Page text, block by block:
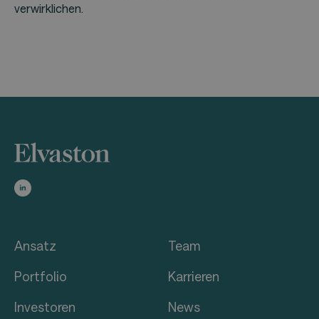
verwirklichen.
Ansatz
Portfolio
Investoren
Team
Karrieren
News